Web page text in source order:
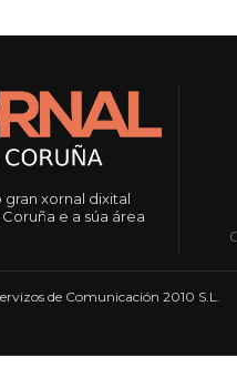
xornal dixital
e a súa área
de Comunicación 2010 S.L.